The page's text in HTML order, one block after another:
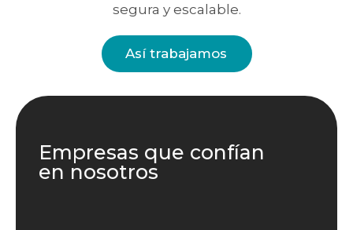
segura y escalable.
Así trabajamos
Empresas que confían
en nosotros